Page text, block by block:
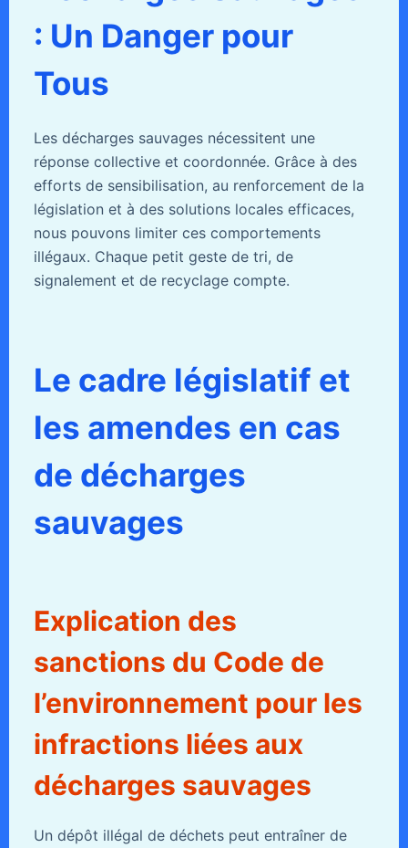
: Un Danger pour
Tous
Les décharges sauvages nécessitent une
réponse collective et coordonnée. Grâce à des
efforts de sensibilisation, au renforcement de la
législation et à des solutions locales efficaces,
nous pouvons limiter ces comportements
illégaux. Chaque petit geste de tri, de
signalement et de recyclage compte.
Le cadre législatif et
les amendes en cas
de décharges
sauvages
Explication des
sanctions du Code de
l’environnement pour les
infractions liées aux
décharges sauvages
Un dépôt illégal de déchets peut entraîner de